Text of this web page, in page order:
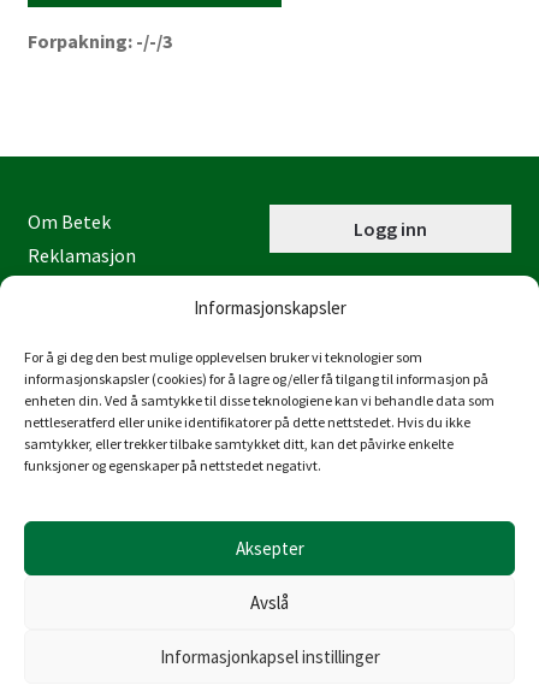
Informasjonskapsler
For å gi deg den best mulige opplevelsen bruker vi teknologier som
informasjonskapsler (cookies) for å lagre og/eller få tilgang til informasjon på
enheten din. Ved å samtykke til disse teknologiene kan vi behandle data som
nettleseratferd eller unike identifikatorer på dette nettstedet. Hvis du ikke
samtykker, eller trekker tilbake samtykket ditt, kan det påvirke enkelte
funksjoner og egenskaper på nettstedet negativt.
Aksepter
Avslå
Informasjonkapsel instillinger
Forpakning: -/-/3
Logg inn
Juraveien 4
4636 Kristiansand
Tlf: 38 53 15 00
Om Betek
Reklamasjon
Personvernerklæring
Åpenhetsloven
© Copyright Betek Norge AS 2026